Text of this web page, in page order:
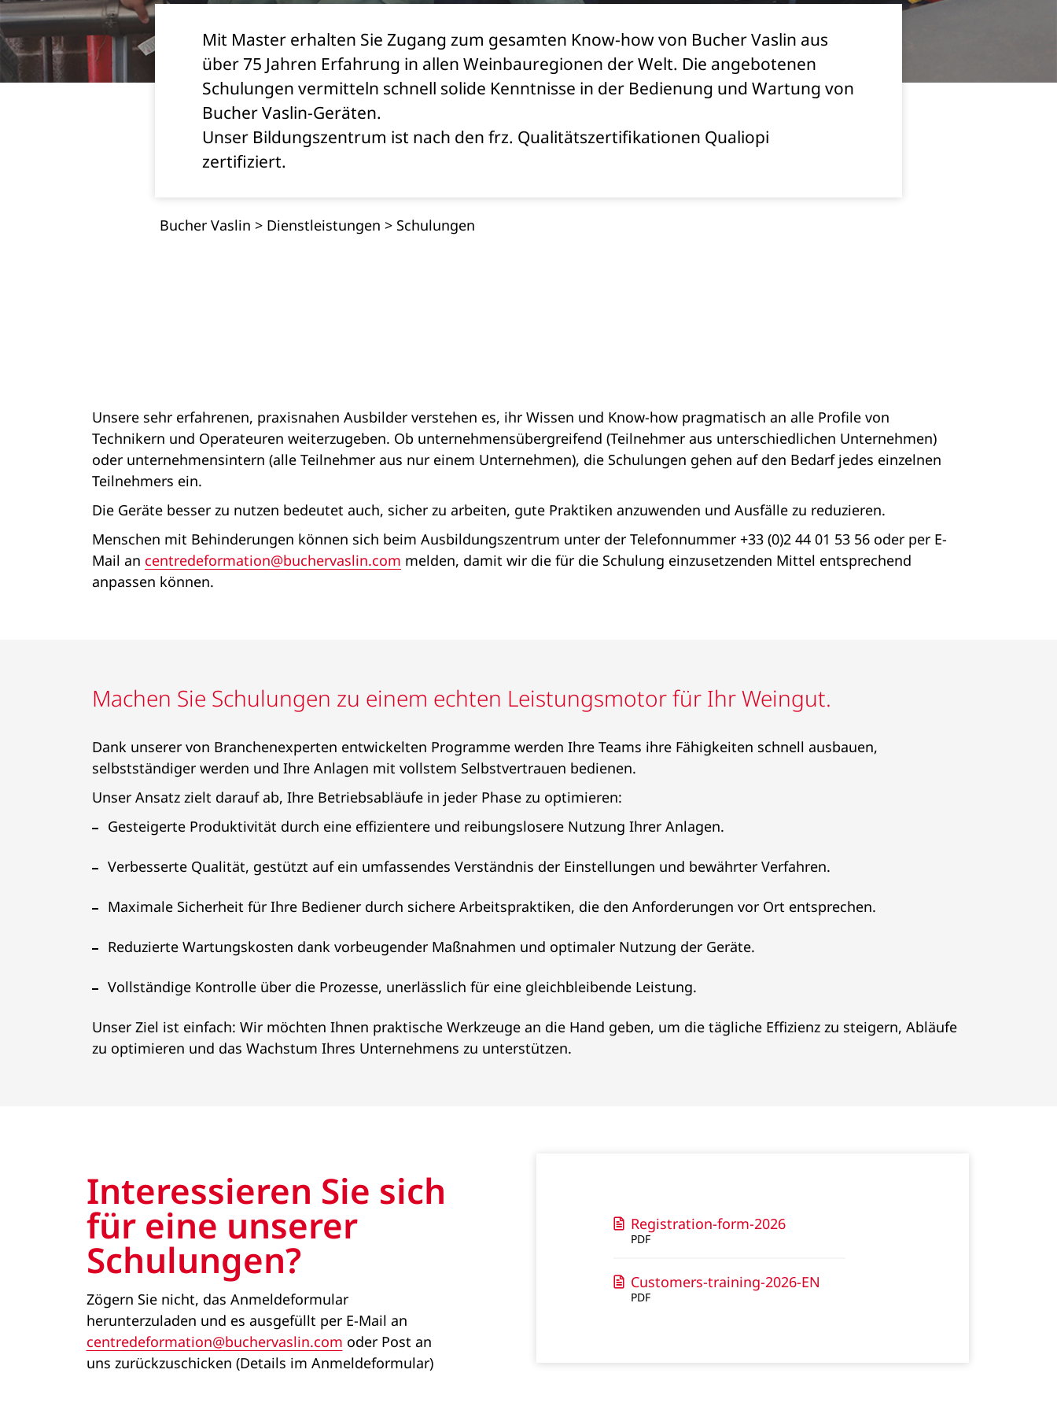
Mit Master erhalten Sie Zugang zum gesamten Know-how von Bucher Vaslin aus
über 75 Jahren Erfahrung in allen Weinbauregionen der Welt. Die angebotenen
Schulungen vermitteln schnell solide Kenntnisse in der Bedienung und Wartung von
Bucher Vaslin-Geräten.
Unser Bildungszentrum ist nach den frz. Qualitätszertifikationen Qualiopi
zertifiziert.
Bucher Vaslin > Dienstleistungen > Schulungen
Unsere sehr erfahrenen, praxisnahen Ausbilder verstehen es, ihr Wissen und Know-how pragmatisch an alle Profile von
Technikern und Operateuren weiterzugeben. Ob unternehmensübergreifend (Teilnehmer aus unterschiedlichen Unternehmen)
oder unternehmensintern (alle Teilnehmer aus nur einem Unternehmen), die Schulungen gehen auf den Bedarf jedes einzelnen
Teilnehmers ein.
Die Geräte besser zu nutzen bedeutet auch, sicher zu arbeiten, gute Praktiken anzuwenden und Ausfälle zu reduzieren.
Menschen mit Behinderungen können sich beim Ausbildungszentrum unter der Telefonnummer +33 (0)2 44 01 53 56 oder per E-
Mail an centredeformation@buchervaslin.com melden, damit wir die für die Schulung einzusetzenden Mittel entsprechend
anpassen können.
Machen Sie Schulungen zu einem echten Leistungsmotor für Ihr Weingut.
Dank unserer von Branchenexperten entwickelten Programme werden Ihre Teams ihre Fähigkeiten schnell ausbauen,
selbstständiger werden und Ihre Anlagen mit vollstem Selbstvertrauen bedienen.
Unser Ansatz zielt darauf ab, Ihre Betriebsabläufe in jeder Phase zu optimieren:
Gesteigerte Produktivität durch eine effizientere und reibungslosere Nutzung Ihrer Anlagen.
Verbesserte Qualität, gestützt auf ein umfassendes Verständnis der Einstellungen und bewährter Verfahren.
Maximale Sicherheit für Ihre Bediener durch sichere Arbeitspraktiken, die den Anforderungen vor Ort entsprechen.
Reduzierte Wartungskosten dank vorbeugender Maßnahmen und optimaler Nutzung der Geräte.
Vollständige Kontrolle über die Prozesse, unerlässlich für eine gleichbleibende Leistung.
Unser Ziel ist einfach: Wir möchten Ihnen praktische Werkzeuge an die Hand geben, um die tägliche Effizienz zu steigern, Abläufe
zu optimieren und das Wachstum Ihres Unternehmens zu unterstützen.
Interessieren Sie sich
für eine unserer
Schulungen?
Zögern Sie nicht, das Anmeldeformular
herunterzuladen und es ausgefüllt per E-Mail an
centredeformation@buchervaslin.com oder Post an
uns zurückzuschicken (Details im Anmeldeformular)
Registration-form-2026
PDF
Customers-training-2026-EN
PDF